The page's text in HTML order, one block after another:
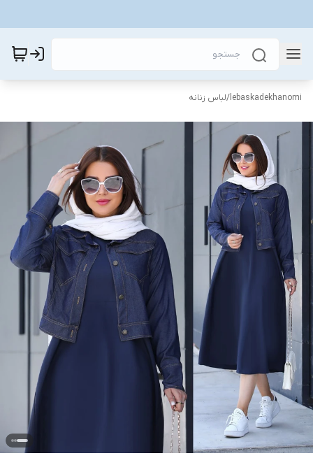
lebaskadekhanomi
/لباس زنانه